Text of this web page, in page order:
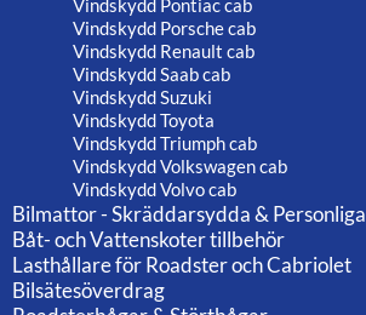
Vindskydd Pontiac cab
Vindskydd Porsche cab
Vindskydd Renault cab
Vindskydd Saab cab
Vindskydd Suzuki
Vindskydd Toyota
Vindskydd Triumph cab
Vindskydd Volkswagen cab
Vindskydd Volvo cab
Bilmattor - Skräddarsydda & Personliga
Båt- och Vattenskoter tillbehör
Lasthållare för Roadster och Cabriolet
Bilsätesöverdrag